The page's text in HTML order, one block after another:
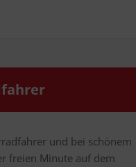
und bei schö­nem
frei­en Minu­te auf dem